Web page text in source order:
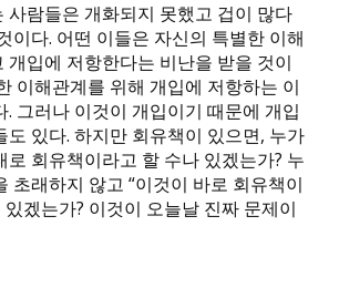
사람들은 개화되지 못했고 겁이 많다
이다. 어떤 이들은 자신의 특별한 이해
개입에 저항한다는 비난을 받을 것이
이해관계를 위해 개입에 저항하는 이
. 그러나 이것이 개입이기 때문에 개입
도 있다. 하지만 회유책이 있으면, 누가
로 회유책이라고 할 수나 있겠는가? 누
초래하지 않고 “이것이 바로 회유책이
있겠는가? 이것이 오늘날 진짜 문제이